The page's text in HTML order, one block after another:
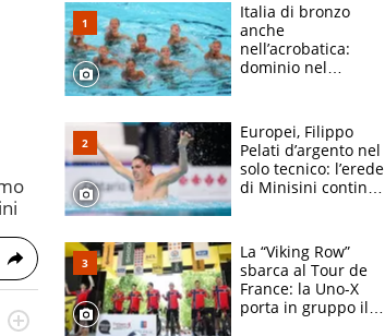
Italia di bronzo
anche
nell’acrobatica:
dominio nel
e compagni
continuare
Europei, Filippo
Pelati d’argento nel
solo tecnico: l’erede
di Minisini continua
mirino
La “Viking Row”
sbarca al Tour de
France: la Uno-X
porta in gruppo il